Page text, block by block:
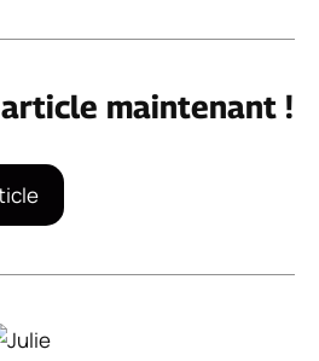
maintenant !